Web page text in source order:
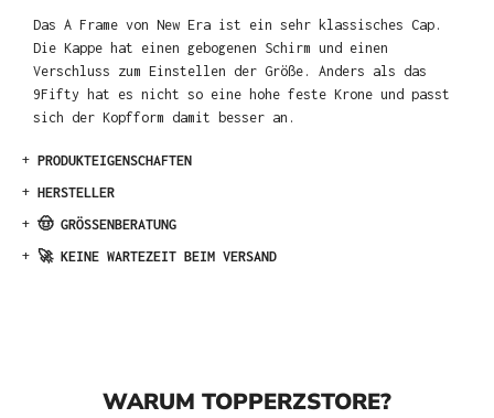
Das A Frame von New Era ist ein sehr klassisches Cap.
Die Kappe hat einen gebogenen Schirm und einen
Verschluss zum Einstellen der Größe. Anders als das
9Fifty hat es nicht so eine hohe feste Krone und passt
sich der Kopfform damit besser an.
+ PRODUKTEIGENSCHAFTEN
+ HERSTELLER
+ 🤠 GRÖSSENBERATUNG
+ 🚀 KEINE WARTEZEIT BEIM VERSAND
WARUM TOPPERZSTORE?